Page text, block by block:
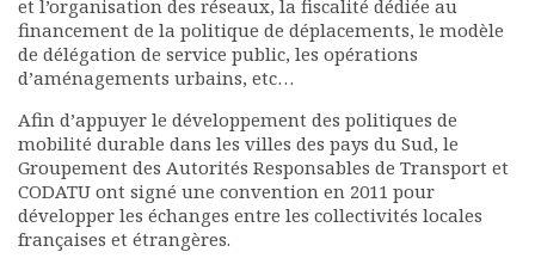
Ressources
Nos actions
Podcast-AdP
Journées d’études
Concours vidéo
Matinales
Nos partenaires
Evénements
et l’organisation des réseaux, la fiscalité dédiée au
financement de la politique de déplacements, le modèle
de délégation de service public, les opérations
d’aménagements urbains, etc…
Afin d’appuyer le développement des politiques de
mobilité durable dans les villes des pays du Sud, le
Groupement des Autorités Responsables de Transport et
CODATU ont signé une convention en 2011 pour
développer les échanges entre les collectivités locales
françaises et étrangères.